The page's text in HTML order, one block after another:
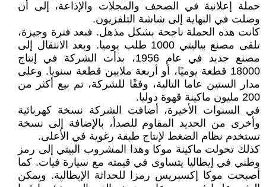
حملة إعلانية في الصحف والمجلات والإذاعة، إلى أن
وصلت في النهاية إلى شاشة التلفزيون.
كانت هذه الحملة ناجحة بشكل مذهل. فبعد فترة وجيزة،
تلقى مصنع بياليتي 1000 طلب يوميا. وبعد الانتقال إلى
مصنع جديد في عام 1956، بدأت الشركة في إنتاج
18000 قطعة يوميًا، أو أربعة ملايين قطعة سنويا. وعلى
مدار الستين عاما التالية، وفقًا للشركة، تم بيع أكثر من
200 مليون ماكينة قهوة دوليا.
في السنوات الأخيرة، أضافت الشركة نسخة كهربائية
وأخرى من الحديد المقاوم للصدأ، بالإضافة إلى نسخة
تستخدم نظام الضغط لإنتاج طبقة رغوية في الأعلى.
كذلك تحولت ماكينة موكا وهذا المشروب البيتي إلى رمز
وطني في إيطاليا يتساوى في قيمته مع سيارة فيات. كما
أصبحت موكا إكسبريس رمزا للحداثة الإيطالية. ويمكن